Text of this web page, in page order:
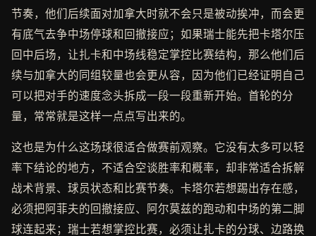
节奏，他们后续面对加拿大时就不会只是被动挨冲，而会更
有底气去争中场停球和回撤接应；如果瑞士能先把卡塔尔压
回中后场，让扎卡和中场线稳定掌控比赛结构，那么他们后
续与加拿大的同组较量也会更从容，因为他们已经证明自己
可以把对手的速度念头拆成一段一段重新开始。首轮的分
量，常常就是这样一点点写出来的。
这也是为什么这场球很适合做赛前观察。它没有太多可以轻
率下结论的地方，不适合空谈胜率和概率，却非常适合拆解
战术背景、球员状态和比赛节奏。卡塔尔若想踢出存在感，
必须把阿菲夫的回撤接应、阿尔莫兹的跑动和中场的第二脚
球连起来；瑞士若想掌控比赛，必须让扎卡的分球、边路换